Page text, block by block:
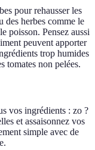
pour rehausser les
des herbes comme le
poisson. Pensez aussi
peuvent apporter
trop humides
tomates non pelées.
vos ingrédients : zo ?
et assaisonnez vos
simple avec de